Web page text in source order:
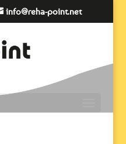
info@reha-point.net